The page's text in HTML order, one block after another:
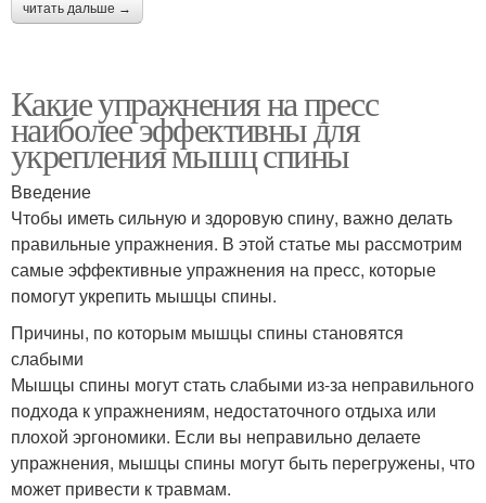
читать дальше →
Какие упражнения на пресс
наиболее эффективны для
укрепления мышц спины
Введение
Чтобы иметь сильную и здоровую спину, важно делать
правильные упражнения. В этой статье мы рассмотрим
самые эффективные упражнения на пресс, которые
помогут укрепить мышцы спины.
Причины, по которым мышцы спины становятся
слабыми
Мышцы спины могут стать слабыми из-за неправильного
подхода к упражнениям, недостаточного отдыха или
плохой эргономики. Если вы неправильно делаете
упражнения, мышцы спины могут быть перегружены, что
может привести к травмам.